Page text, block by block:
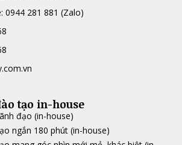
0944 281 881 (Zalo)
tạo in-house
đạo (in-house)
ngắn 180 phút (in-house)